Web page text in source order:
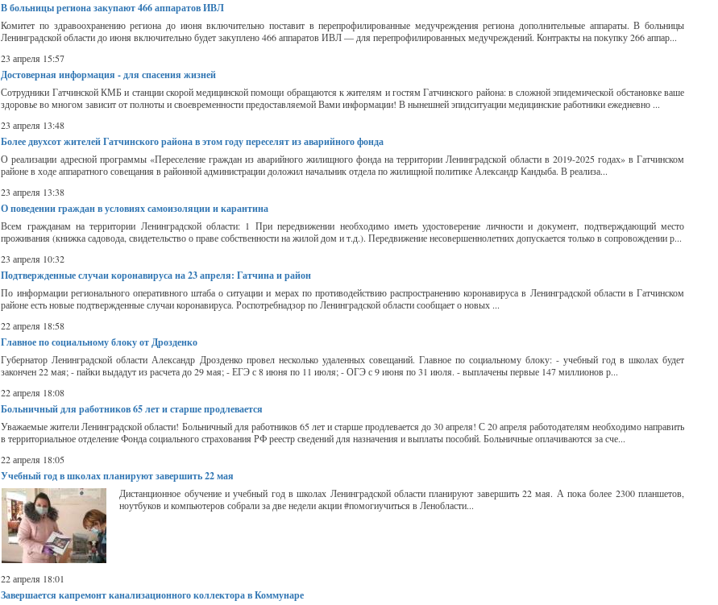
В больницы региона закупают 466 аппаратов ИВЛ
Комитет по здравоохранению региона до июня включительно поставит в перепрофилированные медучреждения региона дополнительные аппараты. В больницы
Ленинградской области до июня включительно будет закуплено 466 аппаратов ИВЛ — для перепрофилированных медучреждений. Контракты на покупку 266 аппар...
23 апреля 15:57
Достоверная информация - для спасения жизней
Сотрудники Гатчинской КМБ и станции скорой медицинской помощи обращаются к жителям и гостям Гатчинского района: в сложной эпидемической обстановке ваше
здоровье во многом зависит от полноты и своевременности предоставляемой Вами информации! В нынешней эпидситуации медицинские работники ежедневно ...
23 апреля 13:48
Более двухсот жителей Гатчинского района в этом году переселят из аварийного фонда
О реализации адресной программы «Переселение граждан из аварийного жилищного фонда на территории Ленинградской области в 2019-2025 годах» в Гатчинском
районе в ходе аппаратного совещания в районной администрации доложил начальник отдела по жилищной политике Александр Кандыба. В реализа...
23 апреля 13:38
О поведении граждан в условиях самоизоляции и карантина
Всем гражданам на территории Ленинградской области: 1 При передвижении необходимо иметь удостоверение личности и документ, подтверждающий место
проживания (книжка садовода, свидетельство о праве собственности на жилой дом и т.д.). Передвижение несовершеннолетних допускается только в сопровождении р...
23 апреля 10:32
Подтвержденные случаи коронавируса на 23 апреля: Гатчина и район
По информации регионального оперативного штаба о ситуации и мерах по противодействию распространению коронавируса в Ленинградской области в Гатчинском
районе есть новые подтвержденные случаи коронавируса. Роспотребнадзор по Ленинградской области сообщает о новых ...
22 апреля 18:58
Главное по социальному блоку от Дрозденко
Губернатор Ленинградской области Александр Дрозденко провел несколько удаленных совещаний. Главное по социальному блоку: - учебный год в школах будет
закончен 22 мая; - пайки выдадут из расчета до 29 мая; - ЕГЭ с 8 июня по 11 июля; - ОГЭ с 9 июня по 31 июля. - выплачены первые 147 миллионов р...
22 апреля 18:08
Больничный для работников 65 лет и старше продлевается
Уважаемые жители Ленинградской области! Больничный для работников 65 лет и старше продлевается до 30 апреля! С 20 апреля работодателям необходимо направить
в территориальное отделение Фонда социального страхования РФ реестр сведений для назначения и выплаты пособий. Больничные оплачиваются за сче...
22 апреля 18:05
Учебный год в школах планируют завершить 22 мая
Дистанционное обучение и учебный год в школах Ленинградской области планируют завершить 22 мая. А пока более 2300 планшетов,
ноутбуков и компьютеров собрали за две недели акции #помогиучиться в Ленобласти...
22 апреля 18:01
Завершается капремонт канализационного коллектора в Коммунаре